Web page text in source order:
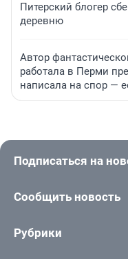
Питерский блогер
деревню
Автор
работала в Перми
написала на спор —
Подписаться на
Сообщить новость
Рубрики